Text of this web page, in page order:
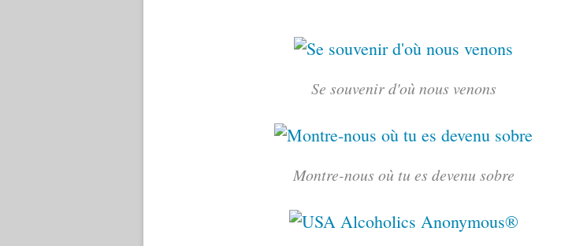
Se souvenir d'où nous venons
Montre-nous où tu es devenu sobre